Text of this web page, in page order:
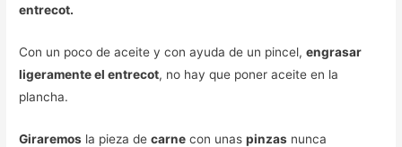
entrecot.
Con un poco de aceite y con ayuda de un pincel,engrasar
ligeramente el entrecot, no hay que poner aceite en la
plancha.
Giraremos la pieza decarne con unaspinzas nunca